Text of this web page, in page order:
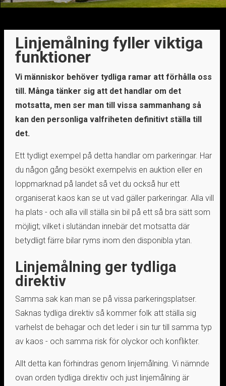
Linjemålning fyller viktiga
funktioner
Vi människor behöver tydliga ramar att förhålla oss
till. Många tänker sig att det handlar om det
motsatta, men ser man till vissa sammanhang så
kan den personliga valfriheten definitivt ställa till
det.
Ett tydligt exempel på detta handlar om parkeringar. Har
du någon gång besökt exempelvis en auktion eller en
loppmarknad på landet så vet du också hur ett
organiserat kaos kan se ut vad gäller parkeringar. Alla vill
ha plats - och alla vill ställa sin bil på ett så bra sätt som
möjligt; vilket i slutändan innebär det motsatta där
betydligt färre bilar ryms inom den disponibla ytan.
Linjemålning ger tydliga
direktiv
Samma sak kan man se på vissa parkeringsplatser.
Saknas tydliga direktiv så kommer folk att ställa sig
varhelst de behagar och det leder i sin tur till samma typ
av kaos - och samma risk för olyckor och konflikter.
Allt detta kan förhindras genom linjemålning. Vi nämnde
ovan orden tydliga direktiv och just linjemålning är